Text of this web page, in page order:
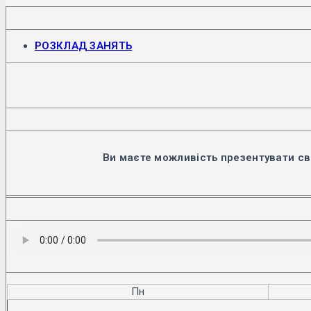
РОЗКЛАД ЗАНЯТЬВідкриється
новій
Ви маєте можливість презентувати
Пн